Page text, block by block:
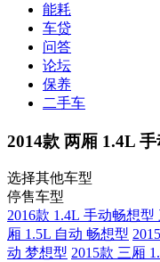
能耗
车贷
问答
论坛
保养
二手车
2014款 两厢 1.4L
选择其他车型
停售车型
2016款 1.4L 手动畅想型
厢 1.5L 自动 畅想型
动 梦想型 2015款 三厢